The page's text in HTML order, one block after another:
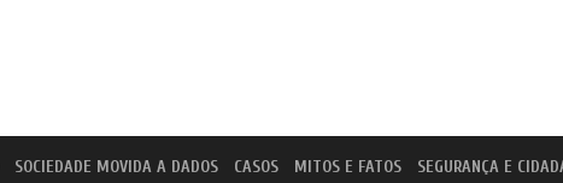
SOCIEDADE MOVIDA A DADOS CASOS MITOS E FATOS SEGURANÇA E